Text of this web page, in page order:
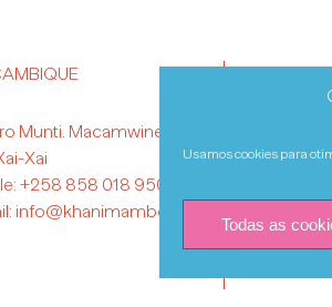
Usamos cookies para
Todas as
Xai
+258 858 018 950
info@khanimambo.org